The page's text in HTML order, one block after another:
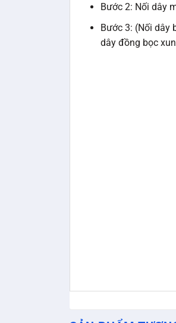
Bước 2: Nối dây
Bước 3: (Nối dây
dây đồng bọc